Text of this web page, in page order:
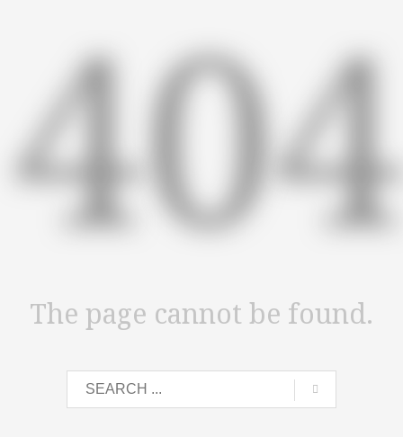
The page cannot be found.